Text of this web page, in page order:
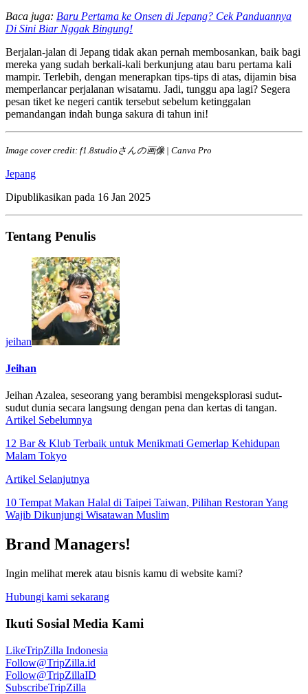
Baca juga: Baru Pertama ke Onsen di Jepang? Cek Panduannya
Di Sini Biar Nggak Bingung!
Berjalan-jalan di Jepang tidak akan pernah membosankan, baik bagi
mereka yang sudah berkali-kali berkunjung atau baru pertama kali
mampir. Terlebih, dengan menerapkan tips-tips di atas, dijamin bisa
memperlancar perjalanan wisatamu. Jadi, tunggu apa lagi? Segera
pesan tiket ke negeri cantik tersebut sebelum ketinggalan
pemandangan indah bunga sakura di tahun ini!
Image cover credit: f1.8studioさんの画像 | Canva Pro
Jepang
Dipublikasikan pada 16 Jan 2025
Tentang Penulis
jeihan
Jeihan
Jeihan Azalea, seseorang yang berambisi mengeksplorasi sudut-
sudut dunia secara langsung dengan pena dan kertas di tangan.
Artikel Sebelumnya
12 Bar & Klub Terbaik untuk Menikmati Gemerlap Kehidupan
Malam Tokyo
Artikel Selanjutnya
10 Tempat Makan Halal di Taipei Taiwan, Pilihan Restoran Yang
Wajib Dikunjungi Wisatawan Muslim
Brand Managers!
Ingin melihat merek atau bisnis kamu di website kami?
Hubungi kami sekarang
Ikuti Sosial Media Kami
LikeTripZilla Indonesia
Follow@TripZilla.id
Follow@TripZillaID
SubscribeTripZilla